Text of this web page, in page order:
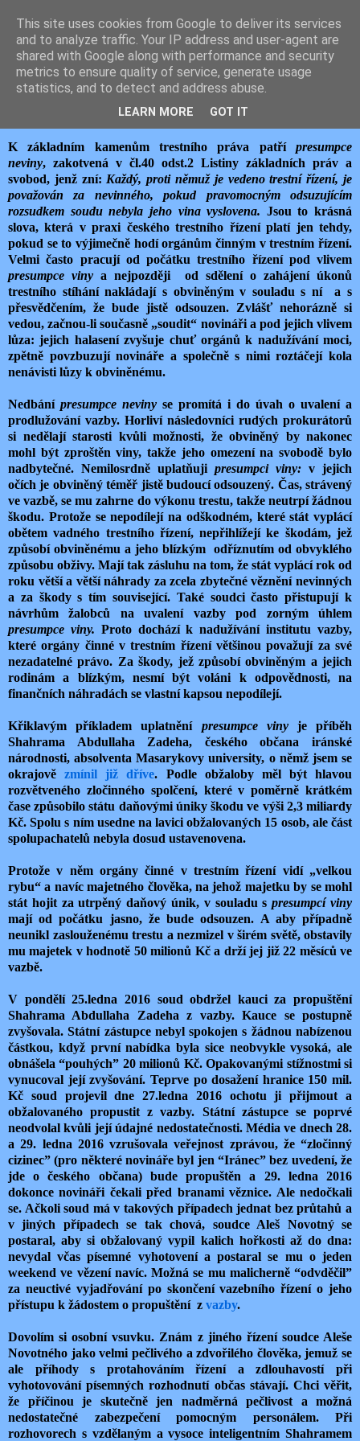
JEMELIK ZDENĚK
sobota 30. ledna 2016
STÁT VYDĚRAČ
K základním kamenům trestního práva patří presumpce
neviny, zakotvená v čl.40 odst.2 Listiny základních práv a
svobod, jenž zní: Každý, proti němuž je vedeno trestní řízení, je
považován za nevinného, pokud pravomocným odsuzujícím
rozsudkem soudu nebyla jeho vina vyslovena. Jsou to krásná
slova, která v praxi českého trestního řízení platí jen tehdy,
pokud se to výjimečně hodí orgánům činným v trestním řízení.
Velmi často pracují od počátku trestního řízení pod vlivem
presumpce viny a nejpozději od sdělení o zahájení úkonů
trestního stíhání nakládají s obviněným v souladu s ní
a s
přesvědčením, že bude jistě odsouzen. Zvlášť nehorázně si
vedou, začnou-li současně „soudit“ novináři a pod jejich vlivem
lůza: jejich halasení zvyšuje chuť orgánů k nadužívání moci,
zpětně povzbuzují novináře a společně s nimi roztáčejí kola
nenávisti lůzy k obviněnému.
Nedbání presumpce neviny se promítá i do úvah o uvalení a
prodlužování vazby. Horliví následovníci rudých prokurátorů
si nedělají starosti kvůli možnosti, že obviněný by nakonec
mohl být zproštěn viny, takže jeho omezení na svobodě bylo
nadbytečné. Nemilosrdně uplatňuji presumpci viny: v jejich
očích je obviněný téměř jistě budoucí odsouzený. Čas, strávený
ve vazbě, se mu zahrne do výkonu trestu, takže neutrpí žádnou
škodu. Protože se nepodílejí na odškodném, které stát vyplácí
obětem vadného trestního řízení, nepřihlížejí ke škodám, jež
způsobí obviněnému a jeho blízkým odříznutím od obvyklého
způsobu obživy. Mají tak zásluhu na tom, že stát vyplácí rok od
roku větší a větší náhrady za zcela zbytečné věznění nevinných
a za škody s tím související. Také soudci často přistupují k
návrhům žalobců na uvalení vazby pod zorným úhlem
presumpce viny. Proto dochází k nadužívání institutu vazby,
které orgány činné v trestním řízení většinou považují za své
nezadatelné právo. Za škody, jež způsobí obviněným a jejich
rodinám a blízkým, nesmí být voláni k odpovědnosti, na
finančních náhradách se vlastní kapsou nepodílejí.
Křiklavým příkladem uplatnění presumpce viny je příběh
Shahrama Abdullaha Zadeha, českého občana iránské
národnosti, absolventa Masarykovy university, o němž jsem se
okrajovězmínil již dříve. Podle obžaloby měl být hlavou
rozvětveného zločinného spolčení, které v poměrně krátkém
čase způsobilo státu daňovými úniky škodu ve výši 2,3 miliardy
Kč. Spolu s ním usedne na lavici obžalovaných 15 osob, ale část
spolupachatelů nebyla dosud ustavenovena.
Protože v něm orgány činné v trestním řízení vidí „velkou
rybu“ a navíc majetného člověka, na jehož majetku by se mohl
stát hojit za utrpěný daňový únik, v souladu spresumpcí viny
mají od počátku jasno, že bude odsouzen. A aby případně
neunikl zaslouženému trestu a nezmizel v širém světě, obstavily
mu majetek v hodnotě 50 milionů Kč a drží jej již 22 měsíců ve
vazbě.
V pondělí 25.ledna 2016 soud obdržel kauci za propuštění
Shahrama Abdullaha Zadeha z vazby. Kauce se postupně
zvyšovala. Státní zástupce nebyl spokojen s žádnou nabízenou
částkou, když první nabídka byla sice neobvykle vysoká, ale
obnášela “pouhých” 20 milionů Kč. Opakovanými stížnostmi si
vynucoval její zvyšování. Teprve po dosažení hranice 150 mil.
Kč soud projevil dne 27.ledna 2016 ochotu ji přijmout a
obžalovaného propustit z vazby. Státní zástupce se poprvé
neodvolal kvůli její údajné nedostatečnosti. Média ve dnech 28.
a 29. ledna 2016 vzrušovala veřejnost zprávou, že “zločinný
cizinec” (pro některé novináře byl jen “Iránec” bez uvedení, že
jde o českého občana) bude propuštěn a 29. ledna 2016
dokonce novináři čekali před branami věznice. Ale nedočkali
se. Ačkoli soud má v takových případech jednat bez průtahů a
v jiných případech se tak chová, soudce Aleš Novotný se
postaral, aby si obžalovaný vypil kalich hořkosti až do dna:
nevydal včas písemné vyhotovení a postaral se mu o jeden
weekend ve vězení navíc. Možná se mu malicherně “odvděčil”
za neuctivé vyjadřování po skončení vazebního řízení o jeho
přístupu k žádostem o propuštění z vazby.
Dovolím si osobní vsuvku. Znám z jiného řízení soudce Aleše
Novotného jako velmi pečlivého a zdvořilého člověka, jemuž se
ale příhody s protahováním řízení a zdlouhavostí při
vyhotovování písemných rozhodnutí občas stávají. Chci věřit,
že příčinou je skutečně jen nadměrná pečlivost a možná
nedostatečné zabezpečení pomocným personálem. Při
rozhovorech s vzdělaným a vysoce inteligentním Shahramem
This site uses cookies from Google to deliver its services
and to analyze traffic. Your IP address and user-agent are
shared with Google along with performance and security
metrics to ensure quality of service, generate usage
statistics, and to detect and address abuse.
LEARN MORE GOT IT